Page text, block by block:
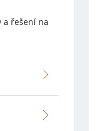
a řešení na